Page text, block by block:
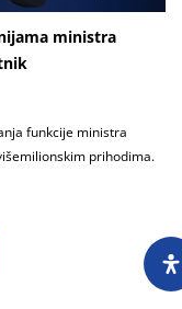
ministra
funkcije ministra
prihodima.